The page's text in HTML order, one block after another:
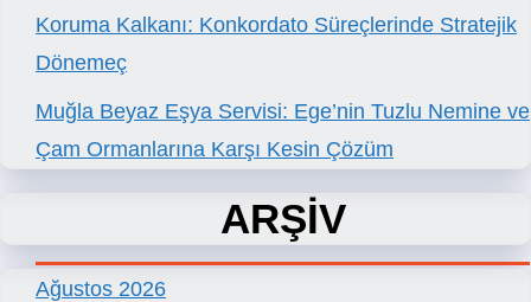
Koruma Kalkanı: Konkordato Süreçlerinde Stratejik
Dönemeç
Muğla Beyaz Eşya Servisi: Ege’nin Tuzlu Nemine ve
Çam Ormanlarına Karşı Kesin Çözüm
ARŞİV
Ağustos 2026